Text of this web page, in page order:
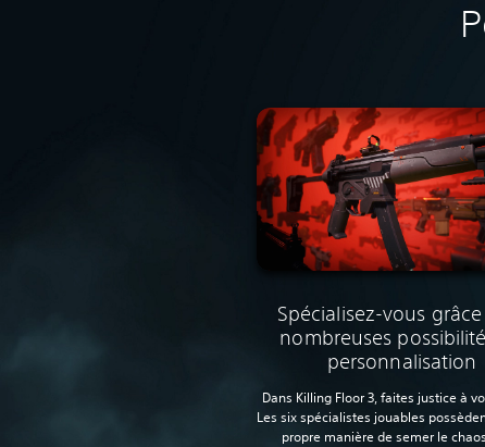
Spécialisez-vous
nombreuses
personnalisation
Dans Killing Floor 3, faites justice à
Les six spécialistes jouables
propre manière de semer le